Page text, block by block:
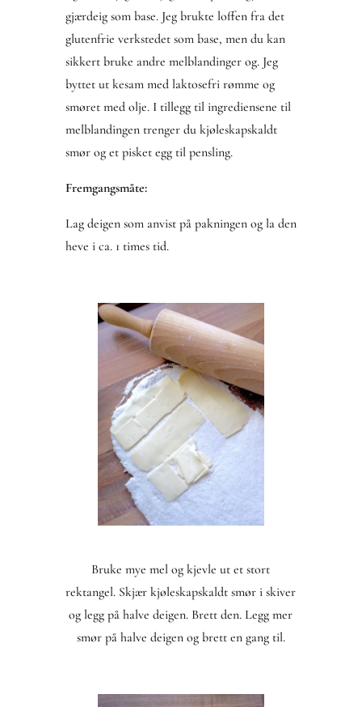
gjærdeig som base. Jeg brukte loffen fra det
glutenfrie verkstedet som base, men du kan
sikkert bruke andre melblandinger og. Jeg
byttet ut kesam med laktosefri rømme og
smøret med olje. I tillegg til ingrediensene til
melblandingen trenger du kjøleskapskaldt
smør og et pisket egg til pensling.
Fremgangsmåte:
Lag deigen som anvist på pakningen og la den
heve i ca. 1 times tid.
Bruke mye mel og kjevle ut et stort
rektangel. Skjær kjøleskapskaldt smør i skiver
og legg på halve deigen. Brett den. Legg mer
smør på halve deigen og brett en gang til.